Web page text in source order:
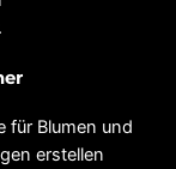
für Blumen und
erstellen